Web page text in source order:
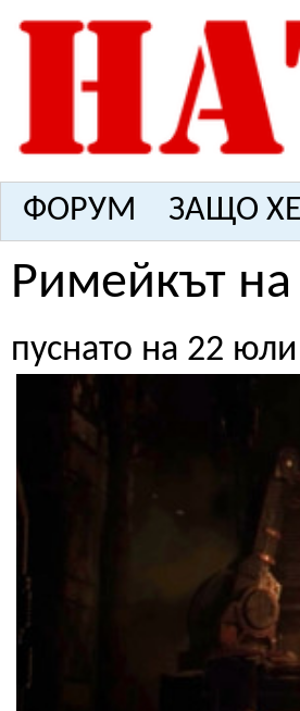
ФОРУМ ЗАЩО
Римейкът
пуснато на 22